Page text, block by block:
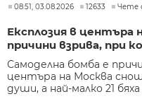
08:51, 03.08.2026 12633 Чете
Експлозия в центъра
причини взрива, при
Самоделна бомба е
центъра на Москва
души, а най-малко 21